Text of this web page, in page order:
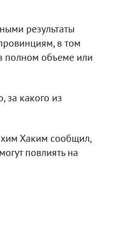
результаты
в том
полном объеме или
за какого из
Хаким сообщил,
повлиять на